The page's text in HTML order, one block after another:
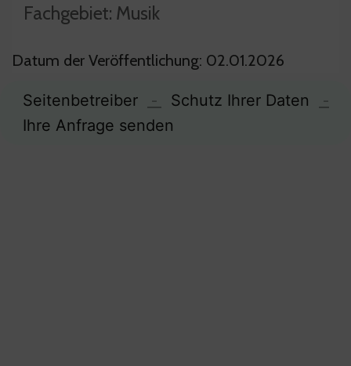
Fachgebiet: Musik
Datum der Veröffentlichung: 02.01.2026
Seitenbetreiber - Schutz Ihrer Daten
-
Ihre Anfrage senden